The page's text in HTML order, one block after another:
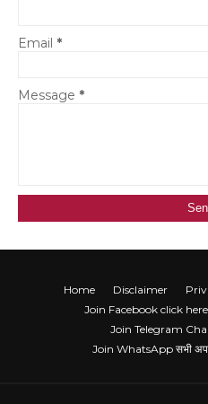
Email *
Message *
Home Disclaimer
Join Facebook click here
Join Telegram
Join WhatsApp सभी